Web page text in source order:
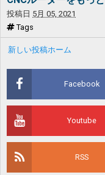
投稿日 5月 05, 2021
Tags
新しい投稿ホーム
Facebook
Youtube
RSS